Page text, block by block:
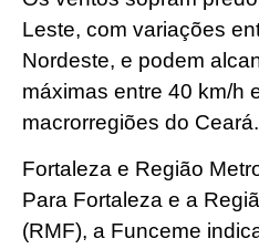
Leste, com variações
Nordeste, e podem
máximas entre 40 km/h
macrorregiões do Ceará.
Fortaleza e Região
Para Fortaleza e a
(RMF), a Funceme